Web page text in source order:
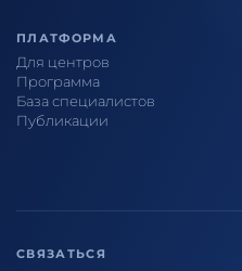
ПЛАТФОРМА
Для центров
Программа
База специалистов
Публикации
СВЯЗАТЬСЯ